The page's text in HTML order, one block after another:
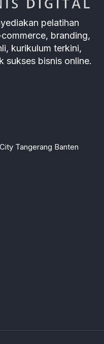
pelatihan
branding,
kurikulum terkini,
sukses bisnis online.
Tangerang Banten